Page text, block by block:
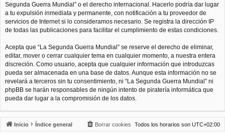
Segunda Guerra Mundial” o el derecho internacional. Hacerlo podría dar lugar
a tu expulsión inmediata y permanente, con notificación a tu proveedor de
servicios de Internet si lo consideramos necesario. Se registra la dirección IP
de todas las publicaciones para facilitar el cumplimiento de estas condiciones.
Acepta que “La Segunda Guerra Mundial” se reserve el derecho de eliminar,
editar, mover o cerrar cualquier tema en cualquier momento, a nuestra entera
discreción. Como usuario, acepta que cualquier información que introduzcas
pueda ser almacenada en una base de datos. Aunque esta información no se
revelará a terceros sin tu consentimiento, ni “La Segunda Guerra Mundial” ni
phpBB se harán responsables de ningún intento de piratería informática que
pueda dar lugar a la compromisión de los datos.
Inicio Índice general Todos los horarios son UTC+02:00
Borrar cookies